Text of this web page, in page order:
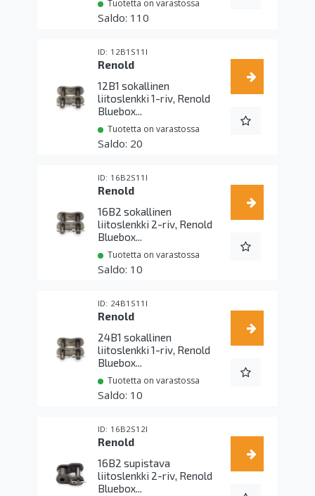
Tuotetta on varastossa
110
12B1S11I
Renold
12B1 sokallinen
liitoslenkki 1-riv, Renold
Bluebox...
Tuotetta on varastossa
20
16B2S11I
Renold
16B2 sokallinen
liitoslenkki 2-riv, Renold
Bluebox...
Tuotetta on varastossa
10
24B1S11I
Renold
24B1 sokallinen
liitoslenkki 1-riv, Renold
Bluebox...
Tuotetta on varastossa
10
16B2S12I
Renold
16B2 supistava
liitoslenkki 2-riv, Renold
Bluebox...